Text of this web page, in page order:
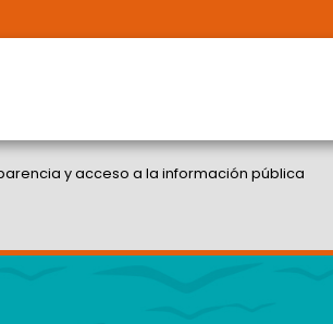
y acceso a la información pública